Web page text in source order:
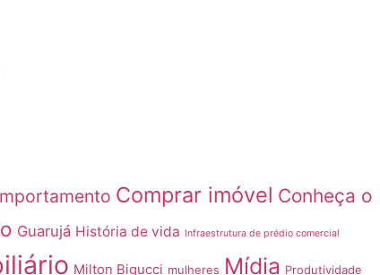
Comprar imóvel Conheça o
Guarujá História de vida Infraestrutura de prédio comercial
Milton Bigucci mulheres Mídia Produtividade